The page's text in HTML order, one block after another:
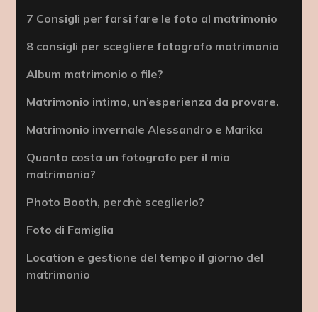
7 Consigli per farsi fare le foto al matrimonio
8 consigli per scegliere fotografo matrimonio
Album matrimonio o file?
Matrimonio intimo, un’esperienza da provare.
Matrimonio invernale Alessandro e Marika
Quanto costa un fotografo per il mio
matrimonio?
Photo Booth, perchè sceglierlo?
Foto di Famiglia
Location e gestione del tempo il giorno del
matrimonio